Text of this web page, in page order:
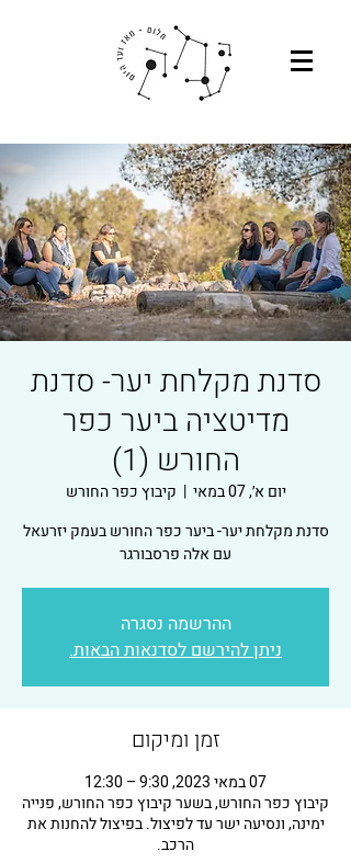
סדנת מקלחת יער- סדנת
מדיטציה ביער כפר
החורש (1)
יום א׳, 07 במאי
  |
קיבוץ כפר החורש
סדנת מקלחת יער- ביער כפר החורש בעמק יזרעאל
עם אלה פרסבורגר
ההרשמה נסגרה
ניתן להירשם לסדנאות הבאות.
זמן ומיקום
07 במאי 2023, 9:30 – 12:30
קיבוץ כפר החורש, בשער קיבוץ כפר החורש, פנייה
ימינה, ונסיעה ישר עד לפיצול. בפיצול להחנות את
הרכב.